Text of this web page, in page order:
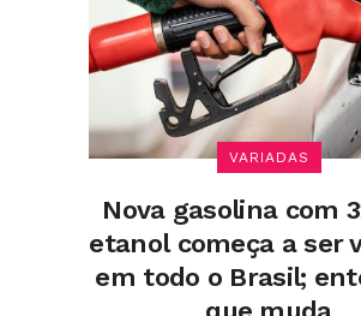
VARIADAS
Nova gasolina com
etanol começa a ser
em todo o Brasil;